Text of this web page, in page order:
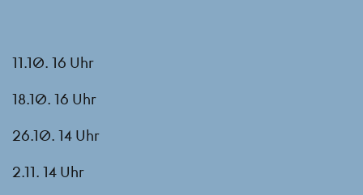
11.10. 16 Uhr
18.10. 16 Uhr
26.10. 14 Uhr
2.11. 14 Uhr